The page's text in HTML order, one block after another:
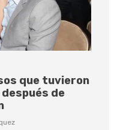
que tuvieron
de